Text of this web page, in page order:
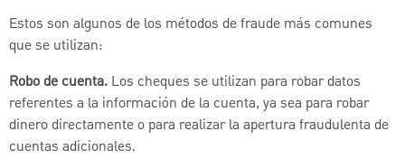
Estos son algunos de los métodos de fraude más comunes
que se utilizan:
Robo de cuenta. Los cheques se utilizan para robar datos
referentes a la información de la cuenta, ya sea para robar
dinero directamente o para realizar la apertura fraudulenta de
cuentas adicionales.